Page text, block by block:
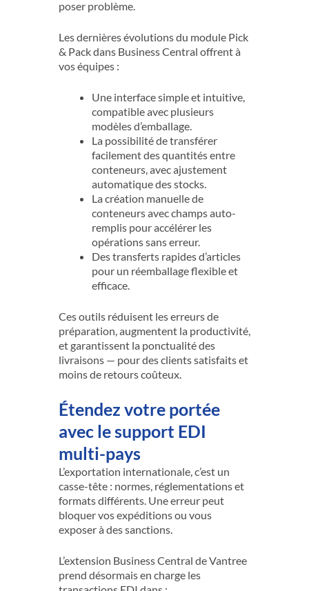
poser problème.
Les dernières évolutions du module Pick
& Pack dans Business Central offrent à
vos équipes :
Une interface simple et intuitive,
compatible avec plusieurs
modèles d’emballage.
La possibilité de transférer
facilement des quantités entre
conteneurs, avec ajustement
automatique des stocks.
La création manuelle de
conteneurs avec champs auto-
remplis pour accélérer les
opérations sans erreur.
Des transferts rapides d’articles
pour un réemballage flexible et
efficace.
Ces outils réduisent les erreurs de
préparation, augmentent la productivité,
et garantissent la ponctualité des
livraisons — pour des clients satisfaits et
moins de retours coûteux.
Étendez votre portée
avec le support EDI
multi-pays
L’exportation internationale, c’est un
casse-tête : normes, réglementations et
formats différents. Une erreur peut
bloquer vos expéditions ou vous
exposer à des sanctions.
L’extension Business Central de Vantree
prend désormais en charge les